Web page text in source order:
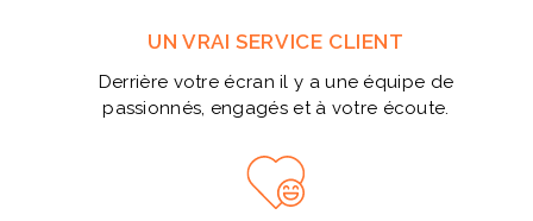
UN VRAI SERVICE CLIENT
Derrière votre écran il y a une équipe de
passionnés, engagés et à votre écoute.